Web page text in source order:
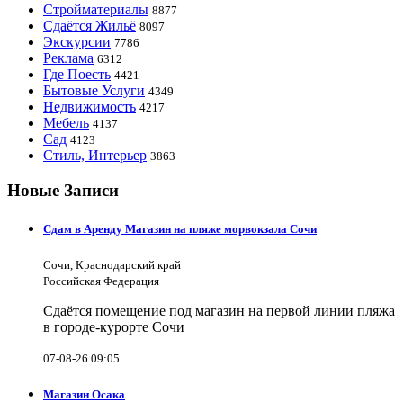
Стройматериалы 8877
Сдаётся Жильё 8097
Экскурсии 7786
Реклама 6312
Где Поесть 4421
Бытовые Услуги 4349
Недвижимость 4217
Мебель 4137
Сад 4123
Стиль, Интерьер 3863
Новые Записи
Сдам в Аренду Магазин на пляже морвокзала Сочи
Сочи, Краснодарский край
Российская Федерация
Сдаётся помещение под магазин на первой линии пляжа
в городе-курорте Сочи
07-08-26 09:05
Магазин Осака